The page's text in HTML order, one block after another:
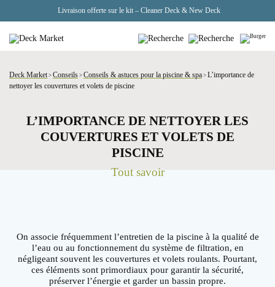
Livraison offerte sur le kit – Cleaner Deck & New Deck
Deck Market> Conseils > Conseils & astuces pour la piscine & spa > L’importance de
nettoyer les couvertures et volets de piscine
L’IMPORTANCE DE NETTOYER LES
COUVERTURES ET VOLETS DE
PISCINE
Tout savoir
On associe fréquemment l’entretien de la piscine à la qualité de
l’eau ou au fonctionnement du système de filtration, en
négligeant souvent les couvertures et volets roulants. Pourtant,
ces éléments sont primordiaux pour garantir la sécurité,
préserver l’énergie et garder un bassin propre.